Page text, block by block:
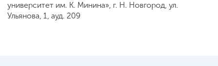
университет им. К. Минина», г. Н. Новгород, ул.
Ульянова, 1, ауд. 209